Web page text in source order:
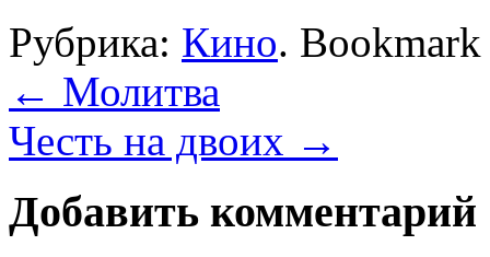
Рубрика: Кино.
← Молитва
Честь на двоих →
Добавить комментарий